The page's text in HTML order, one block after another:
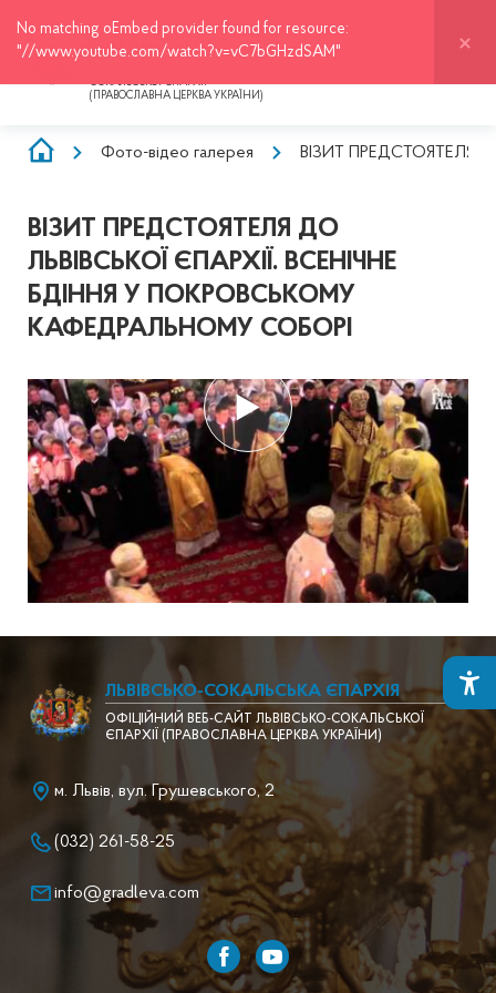
ЛЬВІВСЬКО-СОКАЛЬСЬКА
ЄПАРХІЯ
СОКАЛЬСЬКОЇ ЄПАРХІЇ
(ПРАВОСЛАВНА ЦЕРКВА УКРАЇНИ)
РЯДОКФото-відео галерея ВІЗИТ ПРЕДСТОЯТЕЛЯ ДО
ВІЗИТ ПРЕДСТОЯТЕЛЯ ДО
ЛЬВІВСЬКОЇ ЄПАРХІЇ. ВСЕНІЧНЕ
БДІННЯ У ПОКРОВСЬКОМУ
КАФЕДРАЛЬНОМУ СОБОРІ
ЛЬВІВСЬКО-СОКАЛЬСЬКА ЄПАРХІЯ
ОФІЦІЙНИЙ ВЕБ-САЙТ ЛЬВІВСЬКО-СОКАЛЬСЬКОЇ
ЄПАРХІЇ (ПРАВОСЛАВНА ЦЕРКВА УКРАЇНИ)
м. Львів, вул. Грушевського, 2
(032) 261-58-25
info@gradleva.com
No matching oEmbed provider found for resource:
"//www.youtube.com/watch?v=vC7bGHzdSAM"